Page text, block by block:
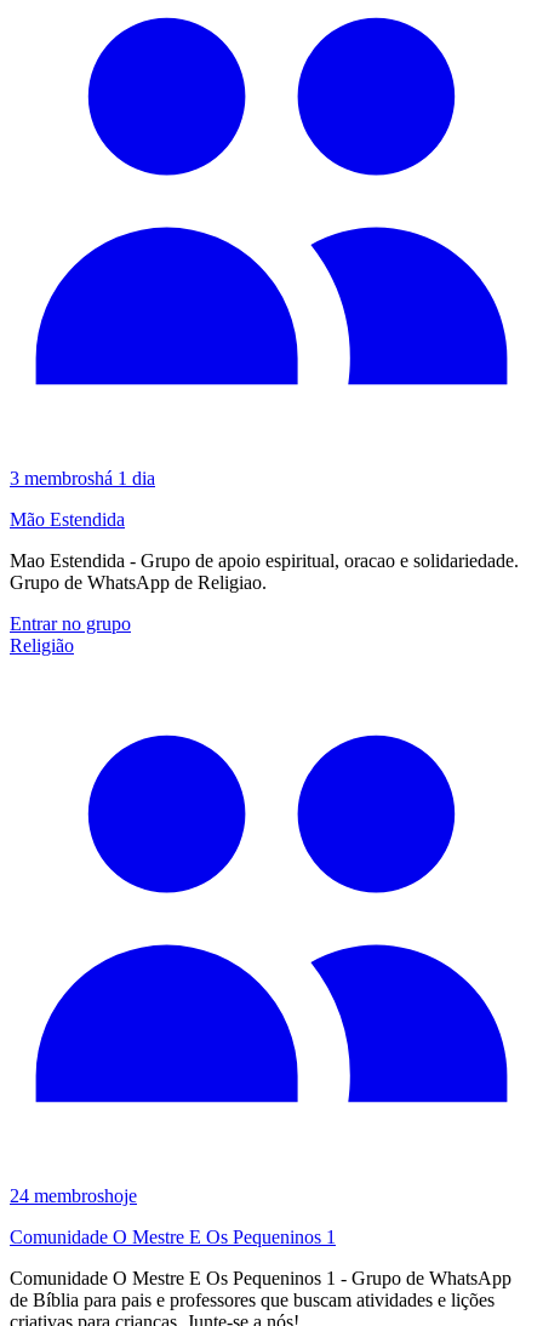
3 membroshá 1 dia
Mão Estendida
Mao Estendida - Grupo de apoio espiritual, oracao e solidariedade.
Grupo de WhatsApp de Religiao.
Entrar no grupo
Religião
24 membroshoje
Comunidade O Mestre E Os Pequeninos 1
Comunidade O Mestre E Os Pequeninos 1 - Grupo de WhatsApp
de Bíblia para pais e professores que buscam atividades e lições
criativas para crianças. Junte-se a nós!